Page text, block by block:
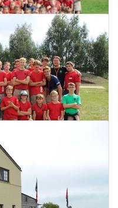
Lees meer
Lees meer